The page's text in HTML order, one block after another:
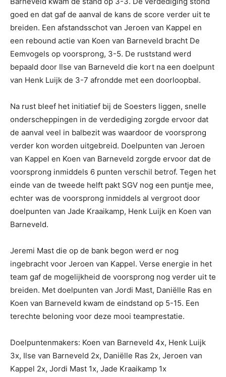
goed en dat gaf de aanval de kans de score verder uit te
breiden. Een afstandsschot van Jeroen van Kappel en
een rebound actie van Koen van Barneveld bracht De
Eemvogels op voorsprong, 3-5. De ruststand werd
bepaald door Ilse van Barneveld die kort na een doelpunt
van Henk Luijk de 3-7 afrondde met een doorloopbal.
Na rust bleef het initiatief bij de Soesters liggen, snelle
onderscheppingen in de verdediging zorgde ervoor dat
de aanval veel in balbezit was waardoor de voorsprong
verder kon worden uitgebreid. Doelpunten van Jeroen
van Kappel en Koen van Barneveld zorgde ervoor dat de
voorsprong inmiddels 6 punten verschil betrof. Tegen het
einde van de tweede helft pakt SGV nog een puntje mee,
echter was de voorsprong inmiddels al vergroot door
doelpunten van Jade Kraaikamp, Henk Luijk en Koen van
Barneveld.
Jeremi Mast die op de bank begon werd er nog
ingebracht voor Jeroen van Kappel. Verse energie in het
team gaf de mogelijkheid de voorsprong nog verder uit te
breiden. Met doelpunten van Jordi Mast, Daniëlle Ras en
Koen van Barneveld kwam de eindstand op 5-15. Een
terechte beloning voor deze mooi teamprestatie.
Doelpuntenmakers: Koen van Barneveld 4x, Henk Luijk
3x, Ilse van Barneveld 2x, Daniëlle Ras 2x, Jeroen van
Kappel 2x, Jordi Mast 1x, Jade Kraaikamp 1x